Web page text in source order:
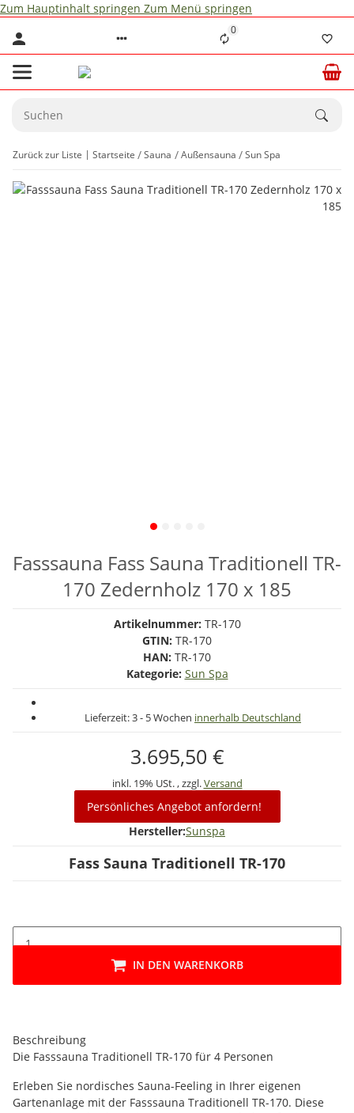
Zum Hauptinhalt springen Zum Menü springen
0
Zurück zur Liste Startseite Sauna Außensauna Sun Spa
Fasssauna Fass Sauna Traditionell TR-
170 Zedernholz 170 x 185
Artikelnummer: TR-170
GTIN: TR-170
HAN: TR-170
Kategorie: Sun Spa
Lieferzeit:3 - 5 Wochen innerhalb Deutschland
3.695,50 €
inkl. 19% USt. , zzgl.Versand
Persönliches Angebot anfordern!
Hersteller:Sunspa
Fass Sauna Traditionell TR-170
IN DEN WARENKORB
Beschreibung
Die Fasssauna Traditionell TR-170 für 4 Personen
Erleben Sie nordisches Sauna-Feeling in Ihrer eigenen
Gartenanlage mit der Fasssauna Traditionell TR-170. Diese